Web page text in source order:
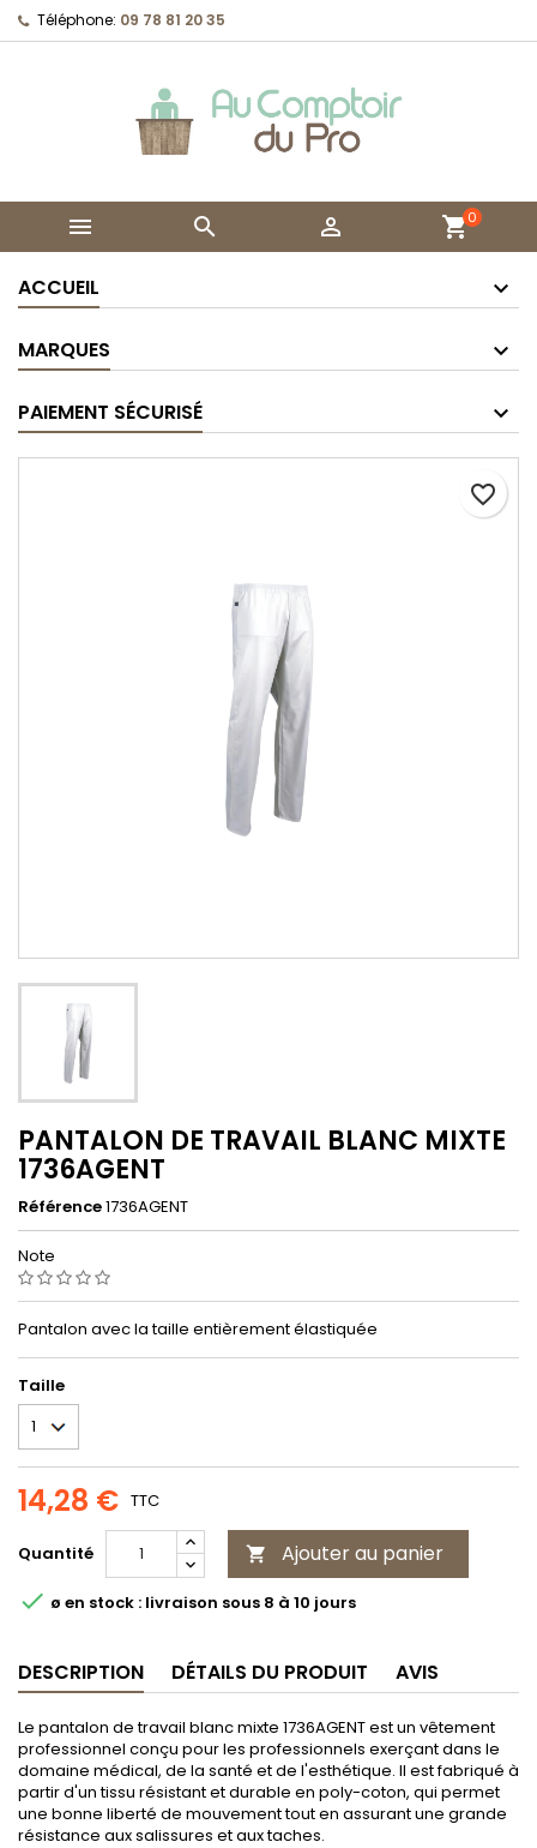
Téléphone: 09 78 81 20 35
   shopping_cart0
ACCUEIL
MARQUES
PAIEMENT SÉCURISÉ
favorite_border
PANTALON DE TRAVAIL BLANC MIXTE
1736AGENT
Référence1736AGENT
Note
Pantalon avec la taille entièrement élastiquée
Taille
14,28 € TTC
Quantité  Ajouter au panier
 ø en stock : livraison sous 8 à 10 jours
DESCRIPTION DÉTAILS DU PRODUIT AVIS
Le pantalon de travail blanc mixte 1736AGENT est un vêtement
professionnel conçu pour les professionnels exerçant dans le
domaine médical, de la santé et de l'esthétique. Il est fabriqué à
partir d'un tissu résistant et durable en poly-coton, qui permet
une bonne liberté de mouvement tout en assurant une grande
résistance aux salissures et aux taches.